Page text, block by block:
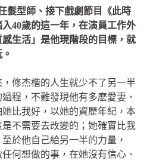
髮型師、接下戲劇節目《此時
40歲的這一年，在演員工作外
生活」是他現階段的目標，就
修杰楷的人生就少不了另一半
程，不難發現他有多麽愛妻、
比我好，以她的資歷年紀，本
不需要去改變的；她確實比我
於他自己給另一半的力量，
何想做的事，在她沒有信心、